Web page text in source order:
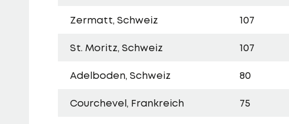
Zermatt, Schweiz 107
St. Moritz, Schweiz 107
Adelboden, Schweiz 80
Courchevel, Frankreich 75